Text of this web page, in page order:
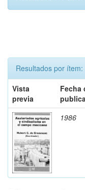
Resultados por ítem:
Vista
previa
Fecha
1986